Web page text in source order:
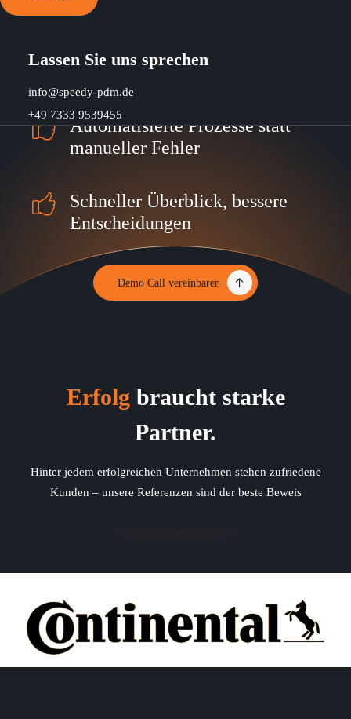
Lassen Sie uns sprechen
info@speedy-pdm.de
+49 7333 9539455
Weniger Suchen, mehr
Konstruieren
Automatisierte Prozesse statt
manueller Fehler
Schneller Überblick, bessere
Entscheidungen
Demo Call vereinbaren
Erfolg braucht starke
Partner.
Hinter jedem erfolgreichen Unternehmen stehen zufriedene
Kunden – unsere Referenzen sind der beste Beweis